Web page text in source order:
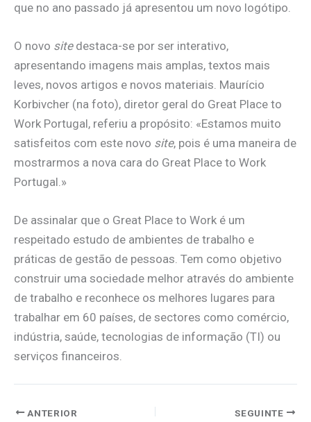
que no ano passado já apresentou um novo logótipo.
O novo sitedestaca-se por ser interativo,
apresentando imagens mais amplas, textos mais
leves, novos artigos e novos materiais. Maurício
Korbivcher (na foto), diretor geral do Great Place to
Work Portugal, referiu a propósito: «Estamos muito
satisfeitos com este novo site, pois é uma maneira de
mostrarmos a nova cara do Great Place to Work
Portugal.»
De assinalar que o Great Place to Work é um
respeitado estudo de ambientes de trabalho e
práticas de gestão de pessoas. Tem como objetivo
construir uma sociedade melhor através do ambiente
de trabalho e reconhece os melhores lugares para
trabalhar em 60 países, de sectores como comércio,
indústria, saúde, tecnologias de informação (TI) ou
serviços financeiros.
ANTERIOR SEGUINTE